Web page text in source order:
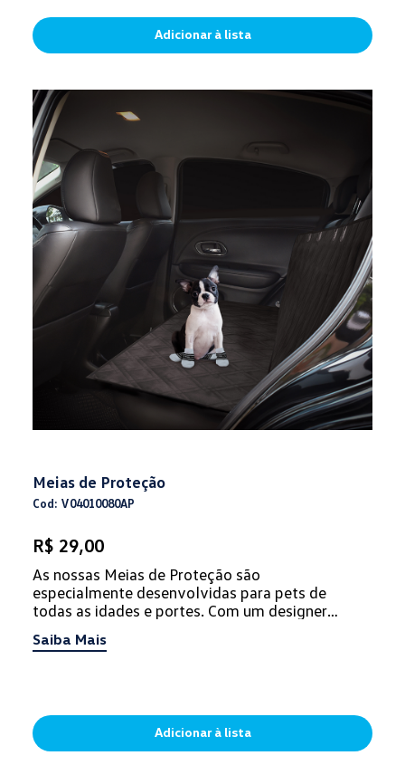
Adicionar à lista
Meias de Proteção
Cod: V04010080AP
R$ 29,00
As nossas Meias de Proteção são
especialmente desenvolvidas para pets de
todas as idades e portes. Com um designer
Saiba Mais
Adicionar à lista